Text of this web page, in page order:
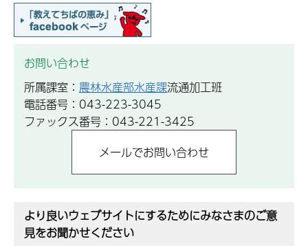
お問い合わせ
所属課室： 農林水産部水産課流通加工班
電話番号：043-223-3045
ファックス番号：043-221-3425
より良いウェブサイトにするためにみなさまのご意
見をお聞かせください